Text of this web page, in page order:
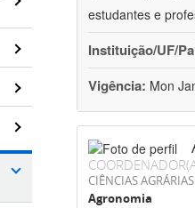
estudantes e
Instituição/UF/
Vigência: Mon
CIÊNCIAS AGRÁRIAS
Agronomia